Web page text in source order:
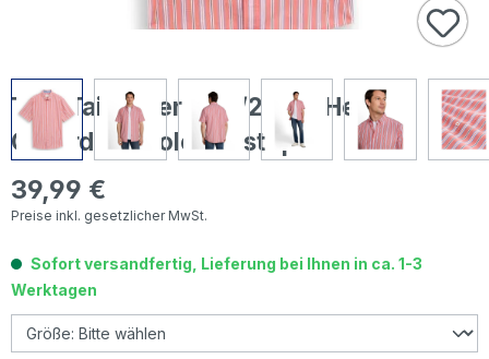
Tom Tailor Herren 1/2 Arm Hemd
Oxford red colorful stripe
Regulärer Preis:
39,99 €
Preise inkl. gesetzlicher MwSt.
Sofort versandfertig, Lieferung bei Ihnen in ca. 1-3
Werktagen